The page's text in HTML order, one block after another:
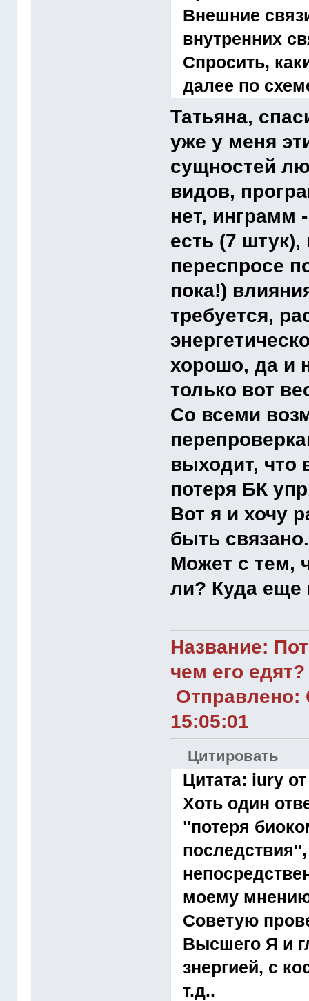
Внешние
внутренних
Спросить,
далее по
Татьяна,
уже у меня
сущностей
видов,
нет, инграмм
есть (7
переспросе
пока!)
требуется,
хорошо, да и
только вот
Со всеми
выходит, что
потеря БК
Вот я и хочу
быть связано.
Может с тем,
ли? Куда еще
Название:
чем его едят?
Отправлено:
15:05:01
Цитировать
Цитата: iury
Хоть один
"потеря
моему
Советую
Высшего Я и
знергией, с
т.д..